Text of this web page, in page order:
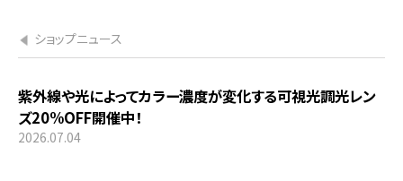
ショップニュース
紫外線や光によってカラー濃度が変化する可視光調光レン
ズ20%OFF開催中！
2026.07.04